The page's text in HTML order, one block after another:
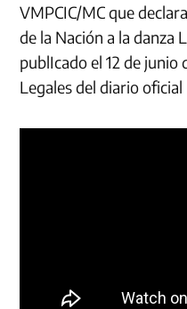
VMPCIC/MC que
de la Nación a la danza
publIcado el 12 de junio
Legales del diario oficial